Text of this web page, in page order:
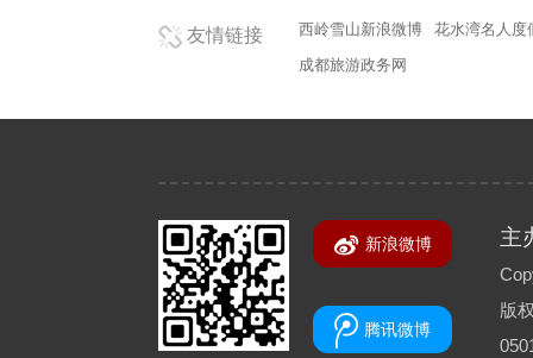
友情链接 西岭雪山新浪微博
花水湾名人度
成都旅游政务网
新浪微博
腾讯微博
主
版